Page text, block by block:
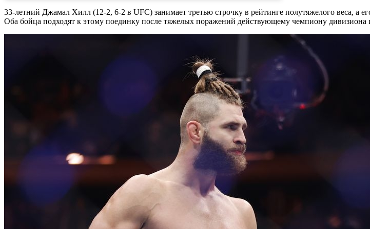
33-летний Джамал Хилл (12-2, 6-2 в UFC) занимает третью строчку в рейтинге полутяжелого веса, а
Оба бойца подходят к этому поединку после тяжелых поражений действующему чемпиону дивизиона